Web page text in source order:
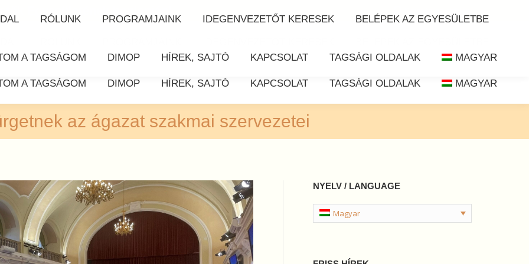
Egyesületének honlapján!
A TAGSÁGOM DIMOP HÍREK, SAJTÓ KAPCSOLAT TAGSÁGI OLDALAK MAGYAR
az ágazat szakmai szervezetei
NYELV / LANGUAGE
Magyar
RÓLUNK PROGRAMJAINK IDEGENVEZETŐT KERESEK BELÉPEK AZ EGYESÜLETBE
A TAGSÁGOM DIMOP HÍREK, SAJTÓ KAPCSOLAT TAGSÁGI OLDALAK MAGYAR